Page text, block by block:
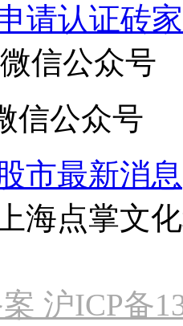
请认证砖家
信公众号
市最新消息
上海点掌文
沪ICP备